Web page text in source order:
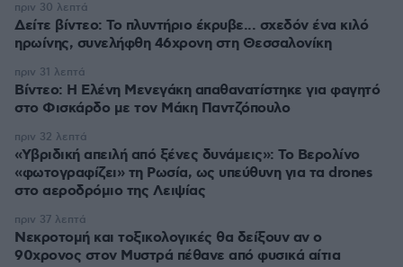
Δείτε βίντεο: Το πλυντήριο έκρυβε... σχεδόν ένα κιλό
ηρωίνης, συνελήφθη 46χρονη στη Θεσσαλονίκη
πριν 30 λεπτά
Βίντεο: Η Ελένη Μενεγάκη απαθανατίστηκε για φαγητό
στο Φισκάρδο με τον Μάκη Παντζόπουλο
πριν 31 λεπτά
«Υβριδική απειλή από ξένες δυνάμεις»: Το Βερολίνο
«φωτογραφίζει» τη Ρωσία, ως υπεύθυνη για τα drones
στο αεροδρόμιο της Λειψίας
πριν 32 λεπτά
Νεκροτομή και τοξικολογικές θα δείξουν αν ο
90χρονος στον Μυστρά πέθανε από φυσικά αίτια
πριν 37 λεπτά